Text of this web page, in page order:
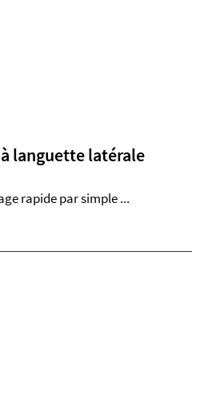
languette latérale
rapide par simple ...